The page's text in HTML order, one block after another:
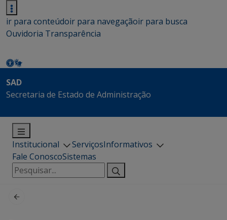
ir para conteúdoir para navegaçãoir para busca
Ouvidoria Transparência
SAD
Secretaria de Estado de Administração
Institucional ServiçosInformativos
Fale ConoscoSistemas
Pesquisar
por: